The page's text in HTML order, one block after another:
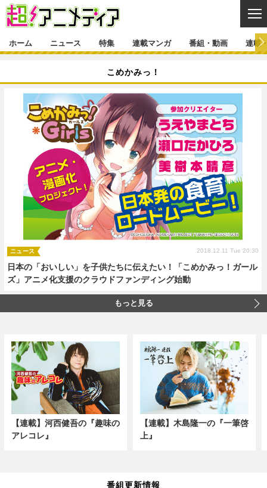
ニュース一覧 アニメ
ゲーム・アプリ マンガ
映画 音楽
グッズ イベント
声優 コスプレ
舞台 新帝スタ
特集
特集一覧 カバー
インタビュー レポート
ラキりす
連載マンガ
連載マンガ一覧 連載一覧
番組・動画
番組・動画一覧 ラジオ
動画
連載・ブログ
連載・ブログ一覧 コラム
編集部ブログ・お知らせ
ホーム ニュース 特集 連載マンガ 番組・動画 連載
こめかみっ！
日本の「おいしい」を子供たちに伝えたい！「こめかみっ！ガール
ズ」アニメ化支援のクラウドファンディング始動
ニュース 2018.12.11 Tue 20:30
もっと見る
【連載】河西健吾の『趣味の
アレコレ』
【連載】木島隆一の『一筆啓
上』
番組更新情報